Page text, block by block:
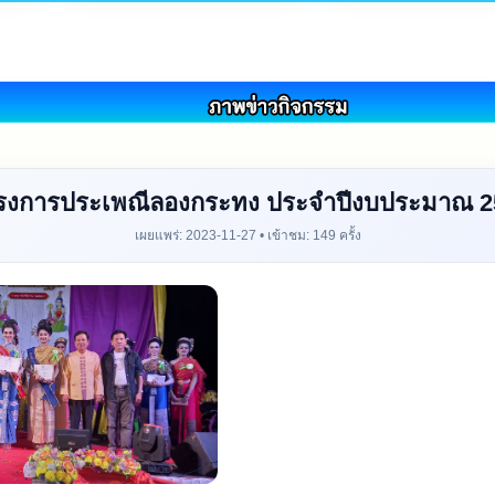
งการประเพณีลองกระทง ประจำปีงบประมาณ
เผยแพร่: 2023-11-27 • เข้าชม: 149 ครั้ง